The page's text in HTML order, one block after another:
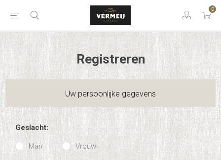
0
Registreren
Uw persoonlijke gegevens
Geslacht:
Man Vrouw